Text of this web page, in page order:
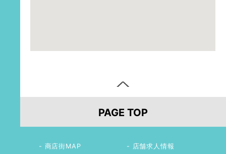
PAGE TOP
商店街MAP 店舗求人情報